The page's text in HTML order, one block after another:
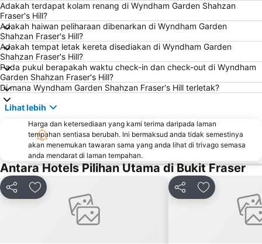
Adakah terdapat kolam renang di Wyndham Garden Shahzan
Fraser's Hill?
Adakah haiwan peliharaan dibenarkan di Wyndham Garden
Shahzan Fraser's Hill?
Adakah tempat letak kereta disediakan di Wyndham Garden
Shahzan Fraser's Hill?
Pada pukul berapakah waktu check-in dan check-out di Wyndham
Garden Shahzan Fraser's Hill?
Di mana Wyndham Garden Shahzan Fraser's Hill terletak?
Lihat lebih
Harga dan ketersediaan yang kami terima daripada laman
tempahan sentiasa berubah. Ini bermaksud anda tidak semestinya
akan menemukan tawaran sama yang anda lihat di trivago semasa
anda mendarat di laman tempahan.
Antara Hotels Pilihan Utama di Bukit Fraser
Kongsi Tambah ke favorit Kongsi Tambah ke